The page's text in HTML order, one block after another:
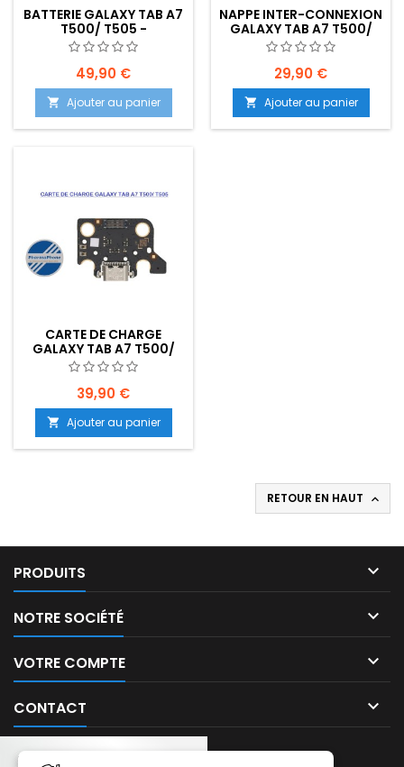
BATTERIE GALAXY TAB A7
T500/ T505 -
EMPLACEMENT: Z02-
B105-E01
49,90 €
 Ajouter au panier
NAPPE INTER-CONNEXION
GALAXY TAB A7 T500/
T505 - EMPLACEMENT:
Z02 - R17 - B01
29,90 €
 Ajouter au panier
CARTE DE CHARGE
GALAXY TAB A7 T500/
T505 - EMPLACEMENT:
Z02-R17-B02
39,90 €
 Ajouter au panier
RETOUR EN HAUT 
PRODUITS 
NOTRE SOCIÉTÉ 
VOTRE COMPTE 
CONTACT 